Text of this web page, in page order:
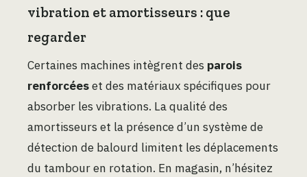
vibration et amortisseurs : que
regarder
Certaines machines intègrent des parois
renforcéeset des matériaux spécifiques pour
absorber les vibrations. La qualité des
amortisseurs et la présence d’un système de
détection de balourd limitent les déplacements
du tambour en rotation. En magasin, n’hésitez